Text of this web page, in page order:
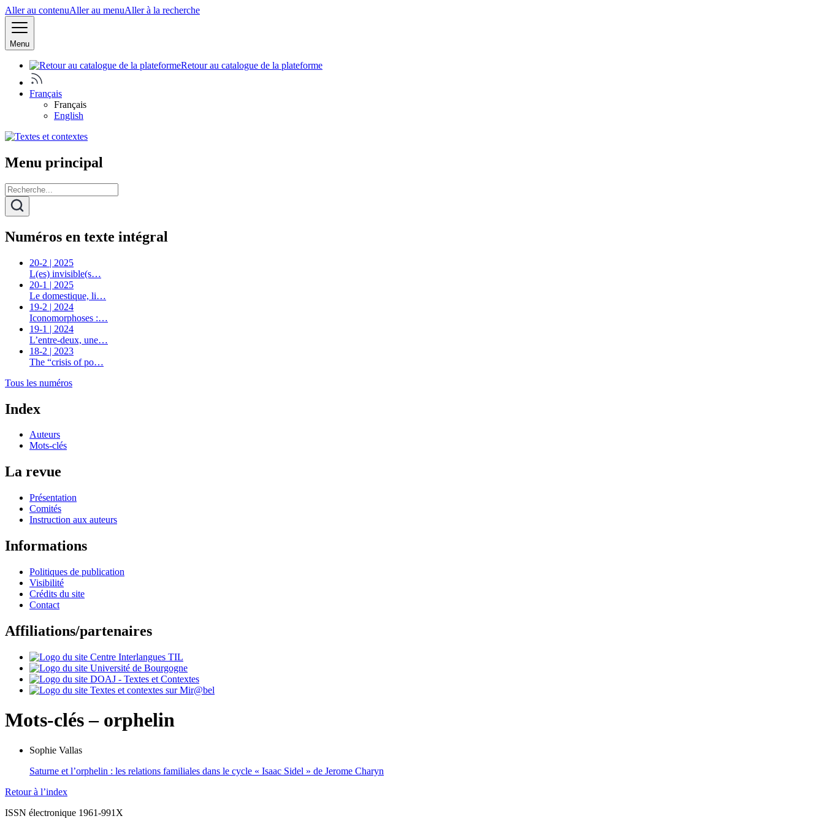
Aller au contenuAller au menuAller à la recherche
Menu
Retour au catalogue de la plateforme
Français
Français
English
Menu principal
Numéros en texte intégral
20-2 | 2025
L(es) invisible(s…
20-1 | 2025
Le domestique, li…
19-2 | 2024
Iconomorphoses :…
19-1 | 2024
L’entre-deux, une…
18-2 | 2023
The “crisis of po…
Tous les numéros
Index
Auteurs
Mots-clés
La revue
Présentation
Comités
Instruction aux auteurs
Informations
Politiques de publication
Visibilité
Crédits du site
Contact
Affiliations/partenaires
Mots-clés – orphelin
Sophie Vallas
Saturne et l’orphelin : les relations familiales dans le cycle « Isaac Sidel » de Jerome Charyn
Retour à l’index
ISSN électronique 1961-991X